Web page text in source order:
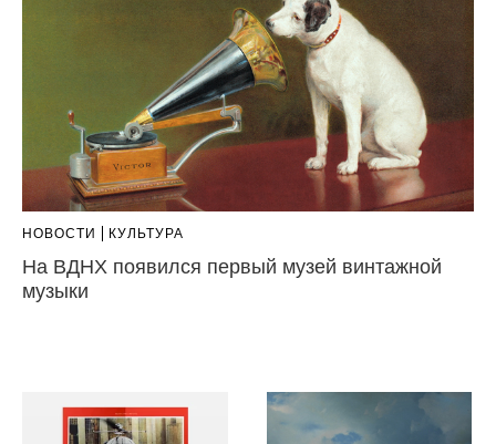
НОВОСТИ КУЛЬТУРА
На ВДНХ появился первый музей винтажной
музыки